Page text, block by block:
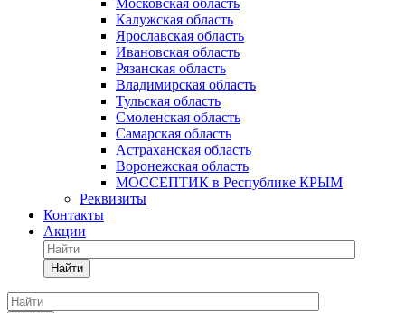
Московская область
Калужская область
Ярославская область
Ивановская область
Рязанская область
Владимирская область
Тульская область
Смоленская область
Самарская область
Астраханская область
Воронежская область
МОССЕПТИК в Республике КРЫМ
Реквизиты
Контакты
Акции
Найти